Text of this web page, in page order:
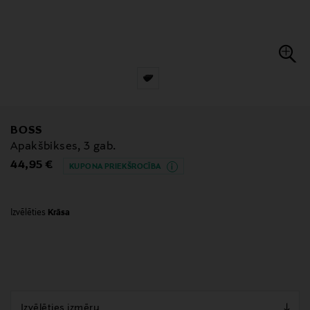
BOSS
Apakšbikses, 3 gab.
Original Price
44,95 € KUPONA PRIEKŠROCĪBA
Izvēlēties Krāsa